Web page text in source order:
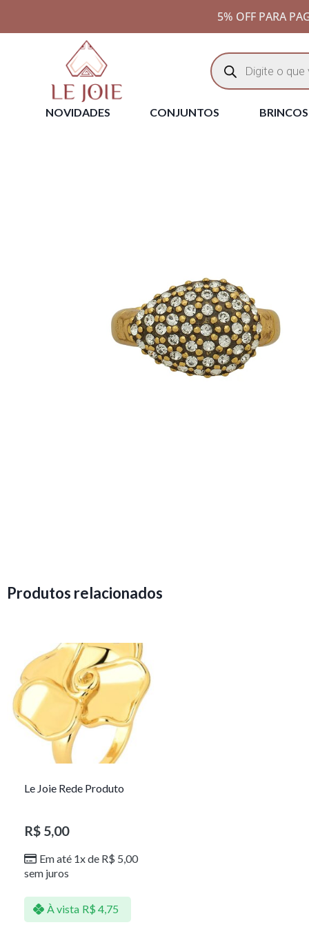
5% OFF PARA
NOVIDADES CONJUNTOS BRINCOS
Produtos relacionados
Le Joie Rede Produto
R$5,00
Em até 1x de R$ 5,00
sem juros
À vista R$ 4,75